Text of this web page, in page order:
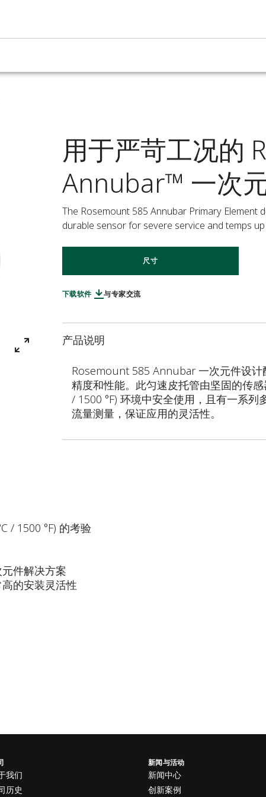
用于严苛工况的
Annubar™ 一次
The Rosemount 585 Annubar Primary Element
durable sensor for severe service and temps up
尺寸
下载软件 与专家交流
产品说明
Rosemount 585 Annubar 一次元件设
精度和性能。此匀速皮托管由坚固的传
/ 1500 °F) 环境中安全使用，且有一系
流量测量，保证应用的灵活性。
/ 1500 °F) 的考验
件解决方案
的安装灵活性
我们
历史
新闻与活动
新闻中心
创新案例